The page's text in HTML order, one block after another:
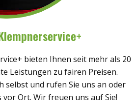
bieten Ihnen seit mehr als 20
Leistungen zu fairen Preisen.
selbst und rufen Sie uns an oder
vor Ort. Wir freuen uns auf Sie!